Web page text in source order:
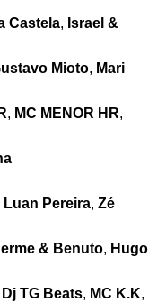
Castela, Israel &
Mioto, Mari
, MC MENOR HR,
Luan Pereira, Zé
& Benuto, Hugo
Dj TG Beats, MC K.K,